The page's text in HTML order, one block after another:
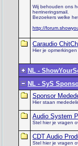
Wij behouden ons
herrineringsmail.
Bezoekers welke
http://
Caraudio
Hier je
NL -
NL - SyS
Sponsor
Hier staan
Audio System
Stel hier je vragen
CDT Audio
Stel hier je vragen